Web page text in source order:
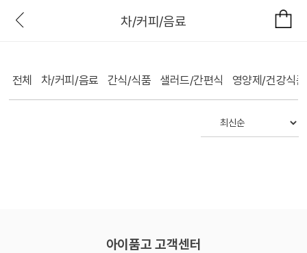
차/커피/음료
전체 차/커피/음료 간식/식품 샐러드/간편식 영양제/건강식품
아이품고 고객센터